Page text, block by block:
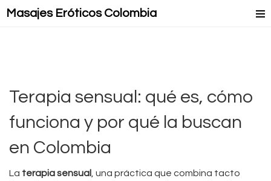
Masajes Eróticos Colombia
Masajes Lésbicos
Masaje Lingam
Terapia sensual: qué es, cómo
funciona y por qué la buscan
en Colombia
La terapia sensual
una práctica que combina tacto